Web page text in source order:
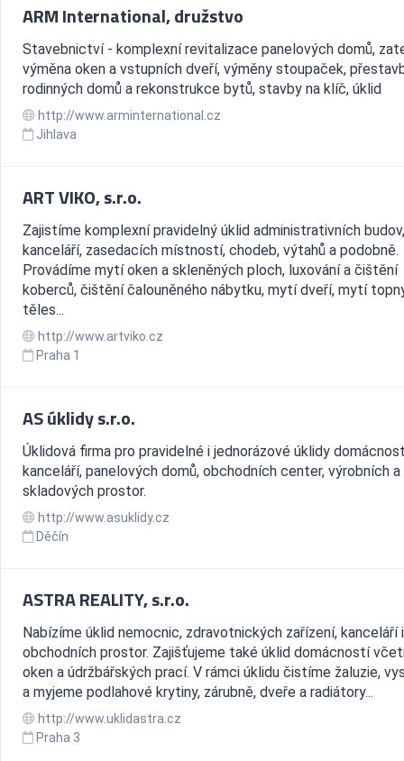
ARM International, družstvo
Stavebnictví - komplexní revitalizace panelových domů,
výměna oken a vstupních dveří, výměny stoupaček,
rodinných domů a rekonstrukce bytů, stavby na klíč, úklid
http://www.arminternational.cz
Jihlava
ART VIKO, s.r.o.
Zajistíme komplexní pravidelný úklid administrativních budov,
kanceláří, zasedacích místností, chodeb, výtahů a podobně.
Provádíme mytí oken a skleněných ploch, luxování a čištění
koberců, čištění čalouněného nábytku, mytí dveří, mytí
těles...
http://www.artviko.cz
Praha 1
AS úklidy s.r.o.
Úklidová firma pro pravidelné i jednorázové úklidy
kanceláří, panelových domů, obchodních center, výrobních a
skladových prostor.
http://www.asuklidy.cz
Děčín
ASTRA REALITY, s.r.o.
Nabízíme úklid nemocnic, zdravotnických zařízení, kanceláří i
obchodních prostor. Zajišťujeme také úklid domácností
oken a údržbářských prací. V rámci úklidu čistíme žaluzie,
a myjeme podlahové krytiny, zárubně, dveře a radiátory...
http://www.uklidastra.cz
Praha 3